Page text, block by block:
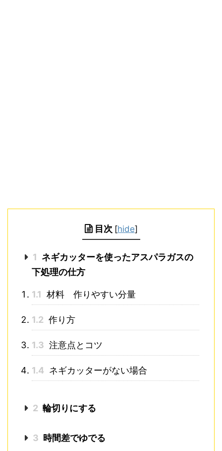
目次 [hide]
1 ネギカッターを使ったアスパラガスの
下処理の仕方
1.1 材料 作りやすい分量
1.2 作り方
1.3 注意点とコツ
1.4 ネギカッターがない場合
2 輪切りにする
3 時間差でゆでる